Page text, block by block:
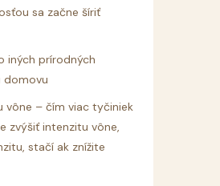
sa začne šíriť
iných prírodných
domovu
vône – čím viac tyčiniek
zvýšiť intenzitu vône,
stačí ak znížite